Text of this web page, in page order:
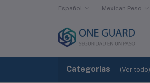
Español Mexican Peso
Categorías (Ver todo)